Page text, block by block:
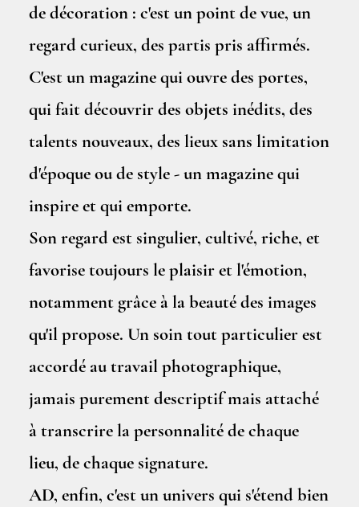
de décoration : c'est un point de vue, un
regard curieux, des partis pris affirmés.
C'est un magazine qui ouvre des portes,
qui fait découvrir des objets inédits, des
talents nouveaux, des lieux sans limitation
d'époque ou de style - un magazine qui
inspire et qui emporte.
Son regard est singulier, cultivé, riche, et
favorise toujours le plaisir et l'émotion,
notamment grâce à la beauté des images
qu'il propose. Un soin tout particulier est
accordé au travail photographique,
jamais purement descriptif mais attaché
à transcrire la personnalité de chaque
lieu, de chaque signature.
AD, enfin, c'est un univers qui s'étend bien